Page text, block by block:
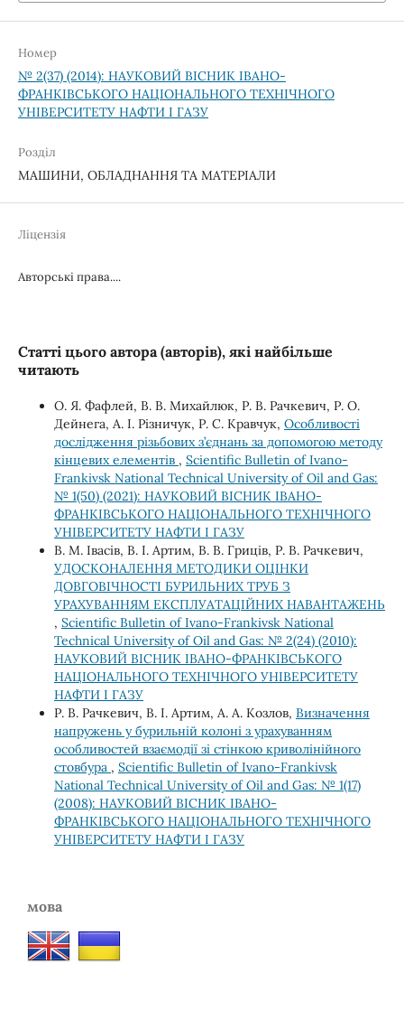
Номер
№ 2(37) (2014): НАУКОВИЙ ВІСНИК ІВАНО-
ФРАНКІВСЬКОГО НАЦІОНАЛЬНОГО ТЕХНІЧНОГО
УНІВЕРСИТЕТУ НАФТИ І ГАЗУ
Розділ
МАШИНИ, ОБЛАДНАННЯ ТА МАТЕРІАЛИ
Ліцензія
Авторські права....
Статті цього автора (авторів), які найбільше
читають
О. Я. Фафлей, В. В. Михайлюк, Р. В. Рачкевич, Р. О.
Дейнега, А. І. Різничук, Р. С. Кравчук, Особливості
дослідження різьбових з’єднань за допомогою методу
кінцевих елементів , Scientific Bulletin of Ivano-
Frankivsk National Technical University of Oil and Gas:
№ 1(50) (2021): НАУКОВИЙ ВІСНИК ІВАНО-
ФРАНКІВСЬКОГО НАЦІОНАЛЬНОГО ТЕХНІЧНОГО
УНІВЕРСИТЕТУ НАФТИ І ГАЗУ
В. М. Івасів, В. І. Артим, В. В. Гриців, Р. В. Рачкевич,
УДОСКОНАЛЕННЯ МЕТОДИКИ ОЦІНКИ
ДОВГОВІЧНОСТІ БУРИЛЬНИХ ТРУБ З
УРАХУВАННЯМ ЕКСПЛУАТАЦІЙНИХ НАВАНТАЖЕНЬ
, Scientific Bulletin of Ivano-Frankivsk National
Technical University of Oil and Gas: № 2(24) (2010):
НАУКОВИЙ ВІСНИК ІВАНО-ФРАНКІВСЬКОГО
НАЦІОНАЛЬНОГО ТЕХНІЧНОГО УНІВЕРСИТЕТУ
НАФТИ І ГАЗУ
Р. В. Рачкевич, В. І. Артим, А. А. Козлов, Визначення
напружень у бурильній колоні з урахуванням
особливостей взаємодії зі стінкою криволінійного
стовбура , Scientific Bulletin of Ivano-Frankivsk
National Technical University of Oil and Gas: № 1(17)
(2008): НАУКОВИЙ ВІСНИК ІВАНО-
ФРАНКІВСЬКОГО НАЦІОНАЛЬНОГО ТЕХНІЧНОГО
УНІВЕРСИТЕТУ НАФТИ І ГАЗУ
мова